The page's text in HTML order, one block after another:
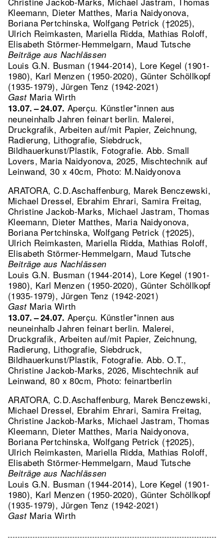
Kleemann, Dieter Matthes, Maria Naidyonova,
Boriana Pertchinska, Wolfgang Petrick (†2025),
Ulrich Reimkasten, Mariella Ridda, Mathias Roloff,
Elisabeth Störmer-Hemmelgarn, Maud Tutsche
Beiträge aus Nachlässen
Louis G.N. Busman (1944-2014), Lore Kegel (1901-
1980), Karl Menzen (1950-2020), Günter Schöllkopf
(1935-1979), Jürgen Tenz (1942-2021)
GastMaria Wirth
13.07. – 24.07. Aperçu. Künstler*innen aus
neuneinhalb Jahren feinart berlin. Malerei,
Druckgrafik, Arbeiten auf/mit Papier, Zeichnung,
Radierung, Lithografie, Siebdruck,
Bildhauerkunst/Plastik, Fotografie.Abb. Small
Lovers, Maria Naidyonova, 2025, Mischtechnik auf
Leinwand, 30 x 40cm, Photo: M.Naidyonova
ARATORA, C.D.Aschaffenburg, Marek Benczewski,
Michael Dressel, Ebrahim Ehrari, Samira Freitag,
Christine Jackob-Marks, Michael Jastram, Thomas
Kleemann, Dieter Matthes, Maria Naidyonova,
Boriana Pertchinska, Wolfgang Petrick (†2025),
Ulrich Reimkasten, Mariella Ridda, Mathias Roloff,
Elisabeth Störmer-Hemmelgarn, Maud Tutsche
Beiträge aus Nachlässen
Louis G.N. Busman (1944-2014), Lore Kegel (1901-
1980), Karl Menzen (1950-2020), Günter Schöllkopf
(1935-1979), Jürgen Tenz (1942-2021)
GastMaria Wirth
13.07. – 24.07. Aperçu. Künstler*innen aus
neuneinhalb Jahren feinart berlin. Malerei,
Druckgrafik, Arbeiten auf/mit Papier, Zeichnung,
Radierung, Lithografie, Siebdruck,
Bildhauerkunst/Plastik, Fotografie.Abb. O.T.,
Christine Jackob-Marks, 2026, Mischtechnik auf
Leinwand, 80 x 80cm, Photo: feinartberlin
ARATORA, C.D.Aschaffenburg, Marek Benczewski,
Michael Dressel, Ebrahim Ehrari, Samira Freitag,
Christine Jackob-Marks, Michael Jastram, Thomas
Kleemann, Dieter Matthes, Maria Naidyonova,
Boriana Pertchinska, Wolfgang Petrick (†2025),
Ulrich Reimkasten, Mariella Ridda, Mathias Roloff,
Elisabeth Störmer-Hemmelgarn, Maud Tutsche
Beiträge aus Nachlässen
Louis G.N. Busman (1944-2014), Lore Kegel (1901-
1980), Karl Menzen (1950-2020), Günter Schöllkopf
(1935-1979), Jürgen Tenz (1942-2021)
GastMaria Wirth